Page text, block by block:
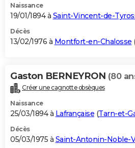
Naissance
19/01/1894 à Saint-Vincent-de-
Décès
13/02/1976 à Montfort-en-Chalosse
Gaston BERNEYRON (80
Créer une cagnotte obsèques
Naissance
25/03/1894 à Lafrançaise (Tarn-et-
Décès
05/03/1975 à Saint-Antonin-Noble-